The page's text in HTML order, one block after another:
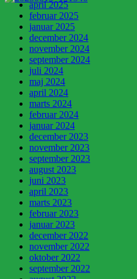
april 2025
februar 2025
januar 2025
december 2024
november 2024
september 2024
juli 2024
maj 2024
april 2024
marts 2024
februar 2024
januar 2024
december 2023
november 2023
september 2023
august 2023
juni 2023
april 2023
marts 2023
februar 2023
januar 2023
december 2022
november 2022
oktober 2022
september 2022